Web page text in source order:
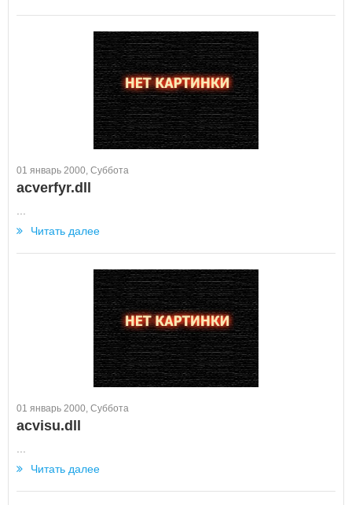
01 январь 2000, Суббота
acverfyr.dll
Читать далее
01 январь 2000, Суббота
acvisu.dll
Читать далее